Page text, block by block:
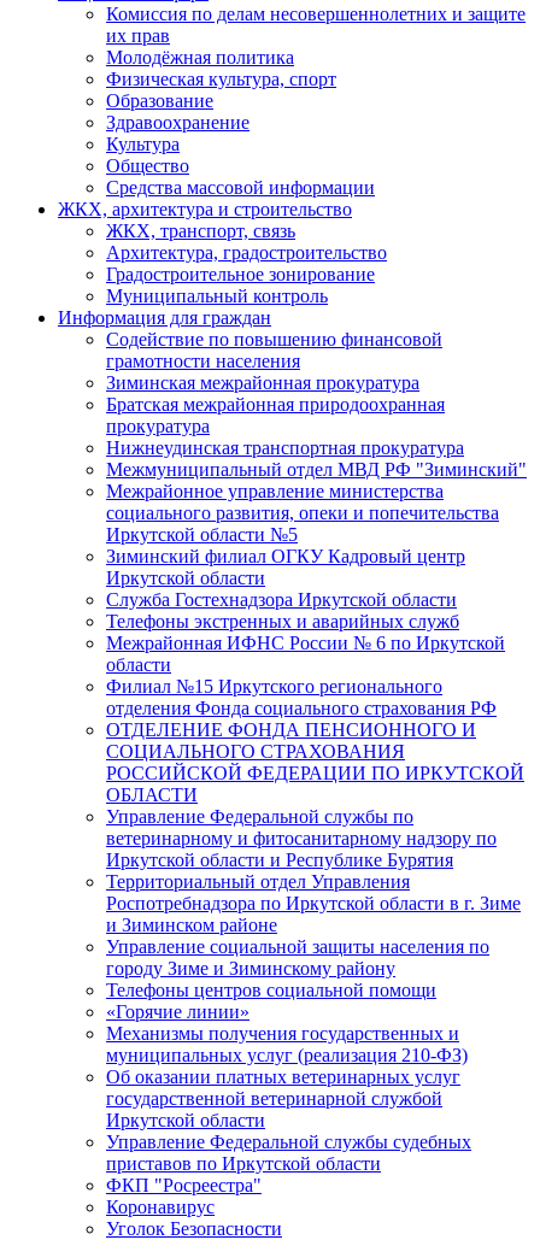
Комиссия по делам несовершеннолетних и защите
их прав
Молодёжная политика
Физическая культура, спорт
Образование
Здравоохранение
Культура
Общество
Средства массовой информации
ЖКХ, архитектура и строительство
ЖКХ, транспорт, связь
Архитектура, градостроительство
Градостроительное зонирование
Муниципальный контроль
Информация для граждан
Содействие по повышению финансовой
грамотности населения
Зиминская межрайонная прокуратура
Братская межрайонная природоохранная
прокуратура
Нижнеудинская транспортная прокуратура
Межмуниципальный отдел МВД РФ "Зиминский"
Межрайонное управление министерства
социального развития, опеки и попечительства
Иркутской области №5
Зиминский филиал ОГКУ Кадровый центр
Иркутской области
Служба Гостехнадзора Иркутской области
Телефоны экстренных и аварийных служб
Межрайонная ИФНС России № 6 по Иркутской
области
Филиал №15 Иркутского регионального
отделения Фонда социального страхования РФ
ОТДЕЛЕНИЕ ФОНДА ПЕНСИОННОГО И
СОЦИАЛЬНОГО СТРАХОВАНИЯ
РОССИЙСКОЙ ФЕДЕРАЦИИ ПО ИРКУТСКОЙ
ОБЛАСТИ
Управление Федеральной службы по
ветеринарному и фитосанитарному надзору по
Иркутской области и Республике Бурятия
Территориальный отдел Управления
Роспотребнадзора по Иркутской области в г. Зиме
и Зиминском районе
Управление социальной защиты населения по
городу Зиме и Зиминскому району
Телефоны центров социальной помощи
«Горячие линии»
Механизмы получения государственных и
муниципальных услуг (реализация 210-ФЗ)
Об оказании платных ветеринарных услуг
государственной ветеринарной службой
Иркутской области
Управление Федеральной службы судебных
приставов по Иркутской области
ФКП "Росреестра"
Коронавирус
Уголок Безопасности